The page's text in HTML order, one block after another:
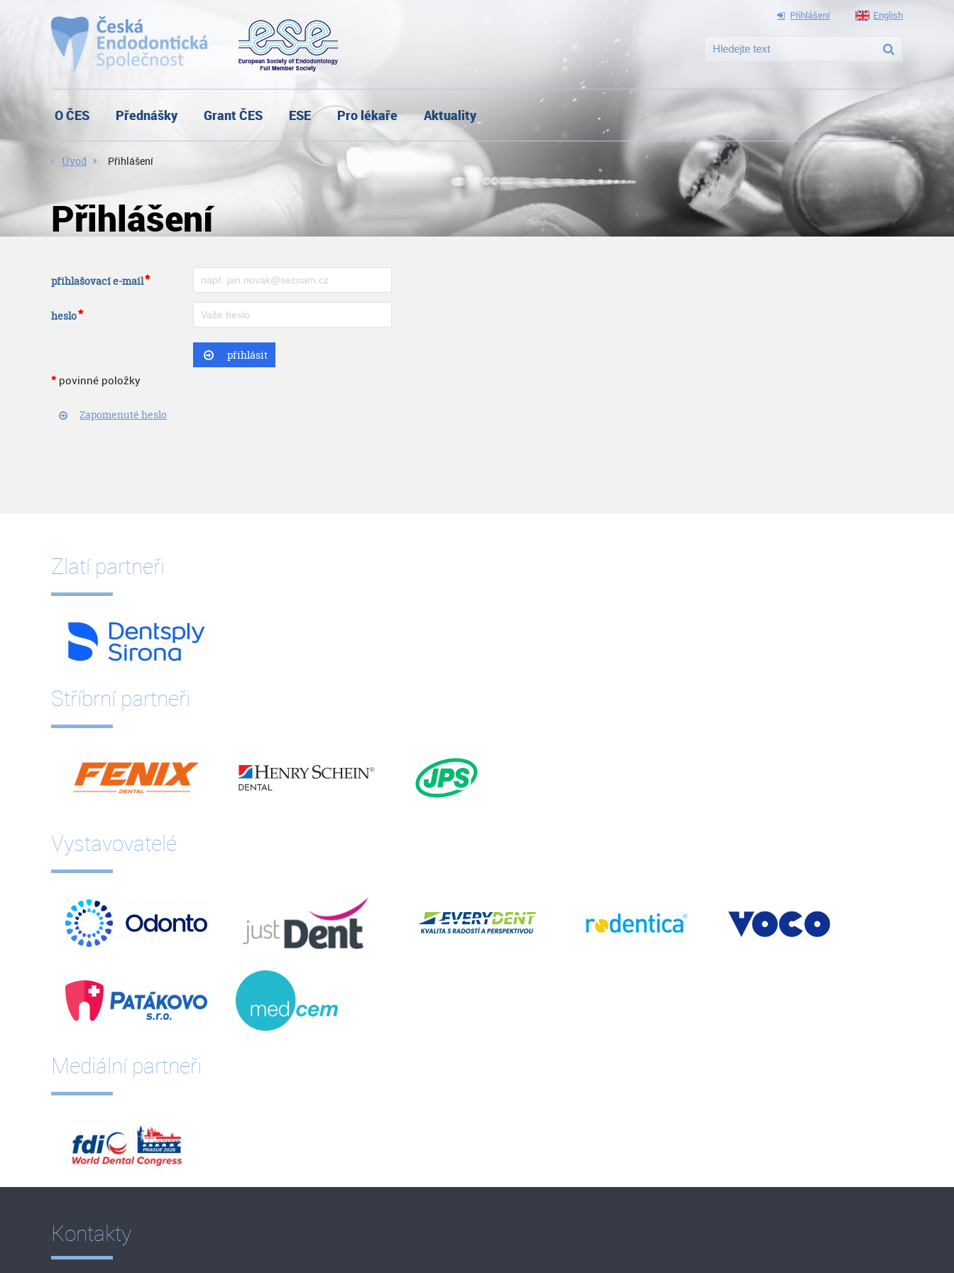
Přihlášení English
O ČES Přednášky Grant ČES ESE Pro lékaře Aktuality
Úvod Přihlášení
Přihlášení
přihlašovací e-mail
heslo
přihlásit
povinné položky
Zapomenuté heslo
Zlatí partneři
Stříbrní partneři
Vystavovatelé
Mediální partneři
Kontakty